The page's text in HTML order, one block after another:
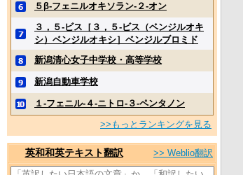
５β‐フェニルオキソラン‐２‐オン
３，５‐ビス［３，５‐ビス（ベンジルオキ
シ）ベンジルオキシ］ベンジルブロミド
新潟清心女子中学校・高等学校
新潟自動車学校
１‐フェニル‐４‐ニトロ‐３‐ペンタノン
>>もっとランキングを見る
英和和英テキスト翻訳 >> Weblio翻訳